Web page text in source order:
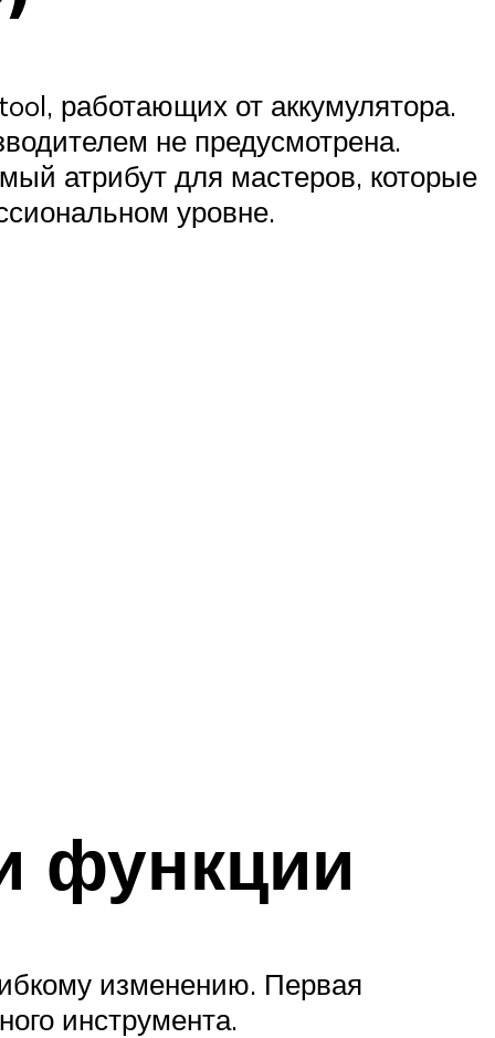
работающих от аккумулятора.
не предусмотрена.
атрибут для мастеров, которые
уровне.
функции
изменению. Первая
инструмента.